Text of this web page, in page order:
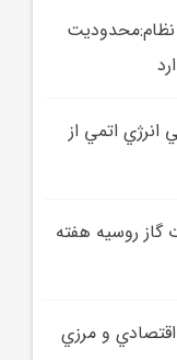
انرژي اتمي از
گاز روسيه هفته
اقتصادي و مرزي